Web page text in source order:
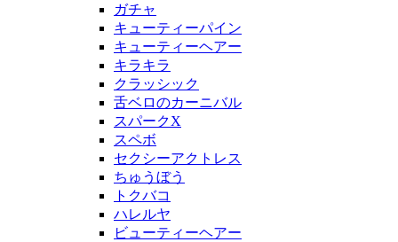
ガチャ
キューティーパイン
キューティーヘアー
キラキラ
クラッシック
舌ベロのカーニバル
スパークX
スペボ
セクシーアクトレス
ちゅうぼう
トクバコ
ハレルヤ
ビューティーヘアー